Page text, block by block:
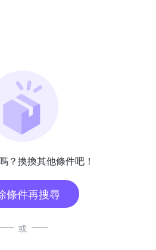
？換換其他條件吧！
條件再搜尋
或